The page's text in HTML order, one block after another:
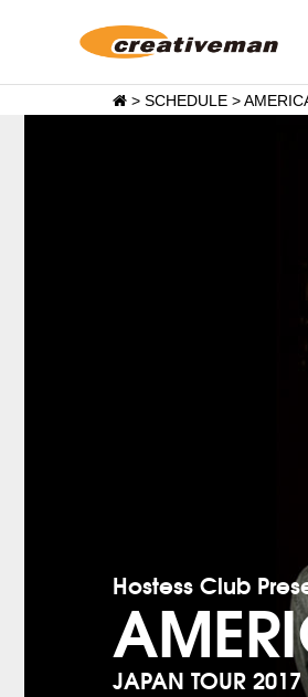
> SCHEDULE >
Hostess Club
JAPAN TOUR 2017